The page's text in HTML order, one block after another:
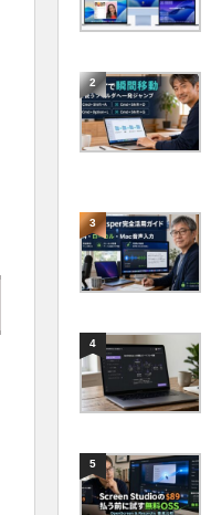
2
3
4
5